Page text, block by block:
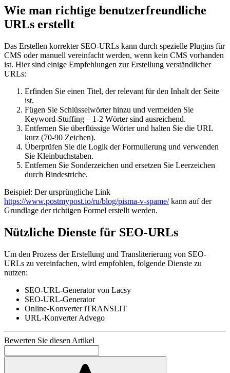
Wie man richtige benutzerfreundliche
URLs erstellt
Das Erstellen korrekter SEO-URLs kann durch spezielle Plugins für
CMS oder manuell vereinfacht werden, wenn kein CMS vorhanden
ist. Hier sind einige Empfehlungen zur Erstellung verständlicher
URLs:
Erfinden Sie einen Titel, der relevant für den Inhalt der Seite
ist.
Fügen Sie Schlüsselwörter hinzu und vermeiden Sie
Keyword-Stuffing – 1-2 Wörter sind ausreichend.
Entfernen Sie überflüssige Wörter und halten Sie die URL
kurz (70-90 Zeichen).
Überprüfen Sie die Logik der Formulierung und verwenden
Sie Kleinbuchstaben.
Entfernen Sie Sonderzeichen und ersetzen Sie Leerzeichen
durch Bindestriche.
Beispiel: Der ursprüngliche Link
https://www.postmypost.io/ru/blog/pisma-v-spame/kann auf der
Grundlage der richtigen Formel erstellt werden.
Nützliche Dienste für SEO-URLs
Um den Prozess der Erstellung und Transliterierung von SEO-
URLs zu vereinfachen, wird empfohlen, folgende Dienste zu
nutzen:
SEO-URL-Generator von Lacsy
SEO-URL-Generator
Online-Konverter iTRANSLIT
URL-Konverter Advego
Bewerten Sie diesen Artikel